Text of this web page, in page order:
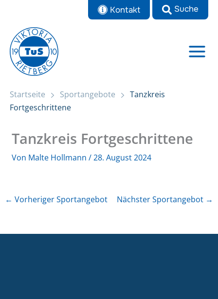
springen
Kontakt
Startseite Sportangebote
Tanzkreis
Fortgeschrittene
Tanzkreis Fortgeschrittene
Von Malte Hollmann /28. August 2024
← Vorheriger Sportangebot Nächster Sportangebot →